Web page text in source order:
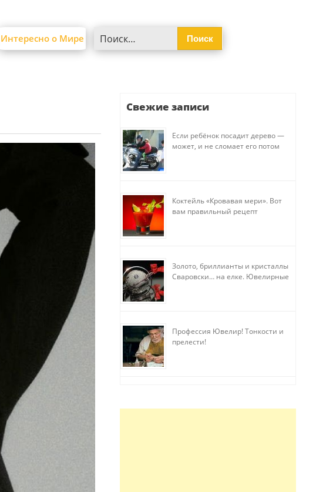
Интересно о Мире
Свежие записи
Если ребёнок посадит дерево —
может, и не сломает его потом
Коктейль «Кровавая мери». Вот
вам правильный рецепт
Золото, бриллианты и кристаллы
Сваровски… на елке. Ювелирные
Профессия Ювелир! Тонкости и
прелести!